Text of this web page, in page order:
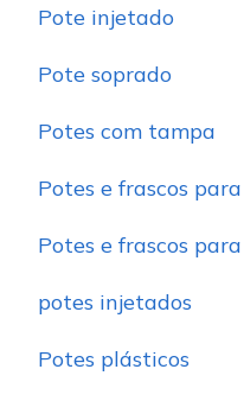
Pote injetado
Pote soprado
Potes com tampa
Potes e frascos
Potes e frascos
potes injetados
Potes plásticos